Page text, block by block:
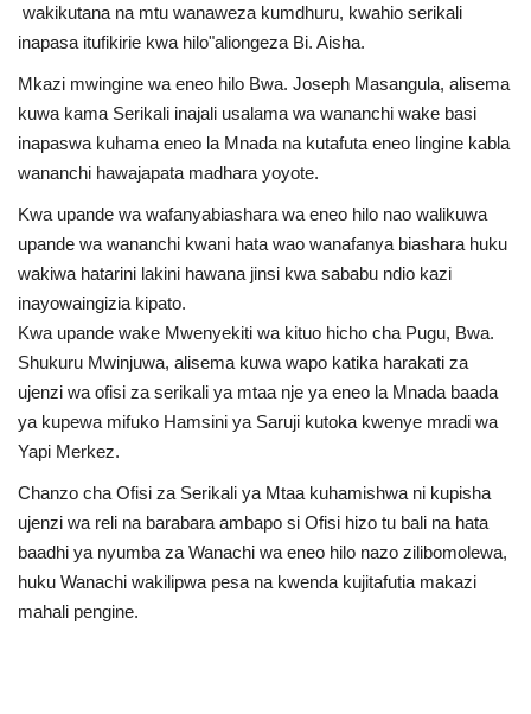
wakikutana na mtu wanaweza kumdhuru, kwahio serikali
inapasa itufikirie kwa hilo"aliongeza Bi. Aisha.
Mkazi mwingine wa eneo hilo Bwa. Joseph Masangula, alisema
kuwa kama Serikali inajali usalama wa wananchi wake basi
inapaswa kuhama eneo la Mnada na kutafuta eneo lingine kabla
wananchi hawajapata madhara yoyote.
Kwa upande wa wafanyabiashara wa eneo hilo nao walikuwa
upande wa wananchi kwani hata wao wanafanya biashara huku
wakiwa hatarini lakini hawana jinsi kwa sababu ndio kazi
inayowaingizia kipato.
Kwa upande wake Mwenyekiti wa kituo hicho cha Pugu, Bwa.
Shukuru Mwinjuwa, alisema kuwa wapo katika harakati za
ujenzi wa ofisi za serikali ya mtaa nje ya eneo la Mnada baada
ya kupewa mifuko Hamsini ya Saruji kutoka kwenye mradi wa
Yapi Merkez.
Chanzo cha Ofisi za Serikali ya Mtaa kuhamishwa ni kupisha
ujenzi wa reli na barabara ambapo si Ofisi hizo tu bali na hata
baadhi ya nyumba za Wanachi wa eneo hilo nazo zilibomolewa,
huku Wanachi wakilipwa pesa na kwenda kujitafutia makazi
mahali pengine.